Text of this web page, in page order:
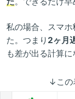
私の場合、スマ
た。つまり 2ヶ月
も差が出る計算に
↓この